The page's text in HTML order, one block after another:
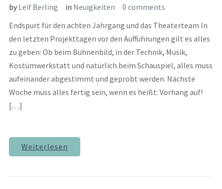
byLeif Berling in Neuigkeiten
0 comments
Endspurt für den achten Jahrgang und das Theaterteam In
den letzten Projekttagen vor den Aufführungen gilt es alles
zu geben: Ob beim Bühnenbild, in der Technik, Musik,
Kostümwerkstatt und natürlich beim Schauspiel, alles muss
aufeinander abgestimmt und geprobt werden. Nächste
Woche muss alles fertig sein, wenn es heißt: Vorhang auf!
[…]
Weiterlesen